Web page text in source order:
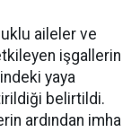
aileler ve
işgallerin
yaya
belirtildi.
ardından imha